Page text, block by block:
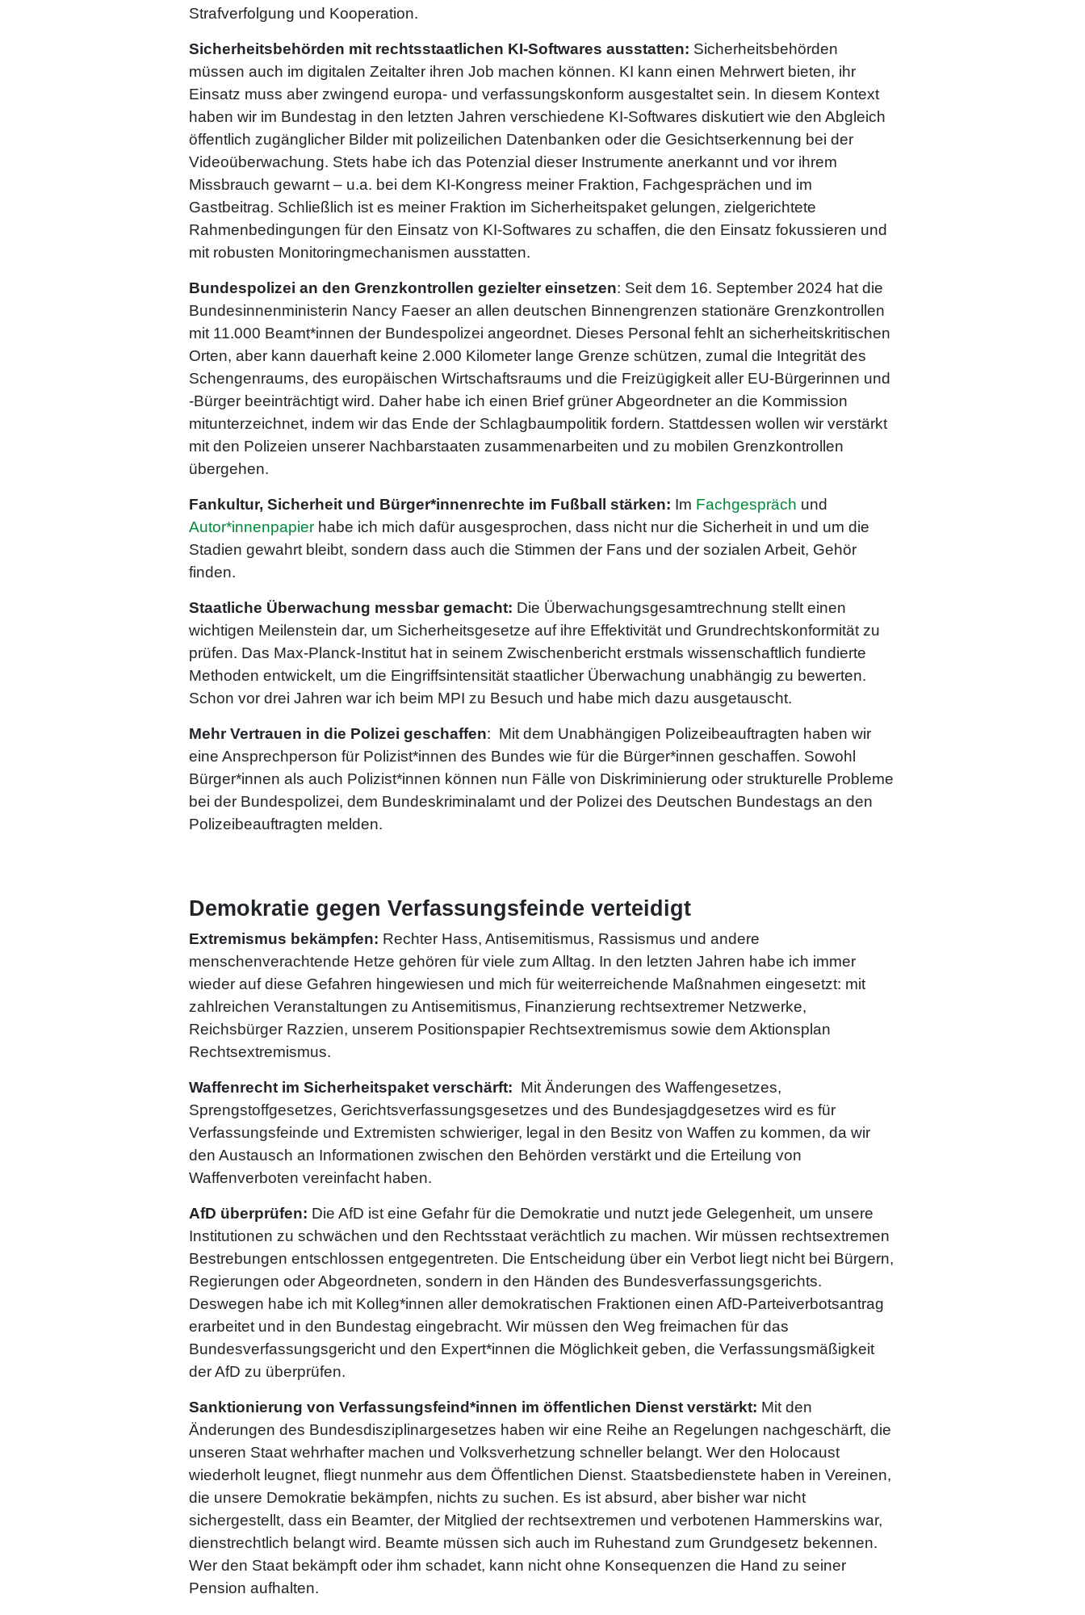
Strafverfolgung und Kooperation.
Sicherheitsbehörden mit rechtsstaatlichen KI-Softwares ausstatten: Sicherheitsbehörden
müssen auch im digitalen Zeitalter ihren Job machen können. KI kann einen Mehrwert bieten, ihr
Einsatz muss aber zwingend europa- und verfassungskonform ausgestaltet sein. In diesem Kontext
haben wir im Bundestag in den letzten Jahren verschiedene KI-Softwares diskutiert wie den Abgleich
öffentlich zugänglicher Bilder mit polizeilichen Datenbanken oder die Gesichtserkennung bei der
Videoüberwachung. Stets habe ich das Potenzial dieser Instrumente anerkannt und vor ihrem
Missbrauch gewarnt – u.a. bei dem KI-Kongress meiner Fraktion, Fachgesprächen und im
Gastbeitrag. Schließlich ist es meiner Fraktion im Sicherheitspaket gelungen, zielgerichtete
Rahmenbedingungen für den Einsatz von KI-Softwares zu schaffen, die den Einsatz fokussieren und
mit robusten Monitoringmechanismen ausstatten.
Bundespolizei an den Grenzkontrollen gezielter einsetzen: Seit dem 16. September 2024 hat die
Bundesinnenministerin Nancy Faeser an allen deutschen Binnengrenzen stationäre Grenzkontrollen
mit 11.000 Beamt*innen der Bundespolizei angeordnet. Dieses Personal fehlt an sicherheitskritischen
Orten, aber kann dauerhaft keine 2.000 Kilometer lange Grenze schützen, zumal die Integrität des
Schengenraums, des europäischen Wirtschaftsraums und die Freizügigkeit aller EU-Bürgerinnen und
-Bürger beeinträchtigt wird. Daher habe ich einen Brief grüner Abgeordneter an die Kommission
mitunterzeichnet, indem wir das Ende der Schlagbaumpolitik fordern. Stattdessen wollen wir verstärkt
mit den Polizeien unserer Nachbarstaaten zusammenarbeiten und zu mobilen Grenzkontrollen
übergehen.
Fankultur, Sicherheit und Bürger*innenrechte im Fußball stärken: Im Fachgespräch und
Autor*innenpapier habe ich mich dafür ausgesprochen, dass nicht nur die Sicherheit in und um die
Stadien gewahrt bleibt, sondern dass auch die Stimmen der Fans und der sozialen Arbeit, Gehör
finden.
Staatliche Überwachung messbar gemacht: Die Überwachungsgesamtrechnung stellt einen
wichtigen Meilenstein dar, um Sicherheitsgesetze auf ihre Effektivität und Grundrechtskonformität zu
prüfen. Das Max-Planck-Institut hat in seinem Zwischenbericht erstmals wissenschaftlich fundierte
Methoden entwickelt, um die Eingriffsintensität staatlicher Überwachung unabhängig zu bewerten.
Schon vor drei Jahren war ich beim MPI zu Besuch und habe mich dazu ausgetauscht.
Mehr Vertrauen in die Polizei geschaffen: Mit dem Unabhängigen Polizeibeauftragten haben wir
eine Ansprechperson für Polizist*innen des Bundes wie für die Bürger*innen geschaffen. Sowohl
Bürger*innen als auch Polizist*innen können nun Fälle von Diskriminierung oder strukturelle Probleme
bei der Bundespolizei, dem Bundeskriminalamt und der Polizei des Deutschen Bundestags an den
Polizeibeauftragten melden.
Demokratie gegen Verfassungsfeinde verteidigt
Extremismus bekämpfen: Rechter Hass, Antisemitismus, Rassismus und andere
menschenverachtende Hetze gehören für viele zum Alltag. In den letzten Jahren habe ich immer
wieder auf diese Gefahren hingewiesen und mich für weiterreichende Maßnahmen eingesetzt: mit
zahlreichen Veranstaltungen zu Antisemitismus, Finanzierung rechtsextremer Netzwerke,
Reichsbürger Razzien, unserem Positionspapier Rechtsextremismus sowie dem Aktionsplan
Rechtsextremismus.
Waffenrecht im Sicherheitspaket verschärft: Mit Änderungen des Waffengesetzes,
Sprengstoffgesetzes, Gerichtsverfassungsgesetzes und des Bundesjagdgesetzes wird es für
Verfassungsfeinde und Extremisten schwieriger, legal in den Besitz von Waffen zu kommen, da wir
den Austausch an Informationen zwischen den Behörden verstärkt und die Erteilung von
Waffenverboten vereinfacht haben.
AfD überprüfen: Die AfD ist eine Gefahr für die Demokratie und nutzt jede Gelegenheit, um unsere
Institutionen zu schwächen und den Rechtsstaat verächtlich zu machen. Wir müssen rechtsextremen
Bestrebungen entschlossen entgegentreten. Die Entscheidung über ein Verbot liegt nicht bei Bürgern,
Regierungen oder Abgeordneten, sondern in den Händen des Bundesverfassungsgerichts.
Deswegen habe ich mit Kolleg*innen aller demokratischen Fraktionen einen AfD-Parteiverbotsantrag
erarbeitet und in den Bundestag eingebracht. Wir müssen den Weg freimachen für das
Bundesverfassungsgericht und den Expert*innen die Möglichkeit geben, die Verfassungsmäßigkeit
der AfD zu überprüfen.
Sanktionierung von Verfassungsfeind*innen im öffentlichen Dienst verstärkt: Mit den
Änderungen des Bundesdisziplinargesetzes haben wir eine Reihe an Regelungen nachgeschärft, die
unseren Staat wehrhafter machen und Volksverhetzung schneller belangt. Wer den Holocaust
wiederholt leugnet, fliegt nunmehr aus dem Öffentlichen Dienst. Staatsbedienstete haben in Vereinen,
die unsere Demokratie bekämpfen, nichts zu suchen. Es ist absurd, aber bisher war nicht
sichergestellt, dass ein Beamter, der Mitglied der rechtsextremen und verbotenen Hammerskins war,
dienstrechtlich belangt wird. Beamte müssen sich auch im Ruhestand zum Grundgesetz bekennen.
Wer den Staat bekämpft oder ihm schadet, kann nicht ohne Konsequenzen die Hand zu seiner
Pension aufhalten.